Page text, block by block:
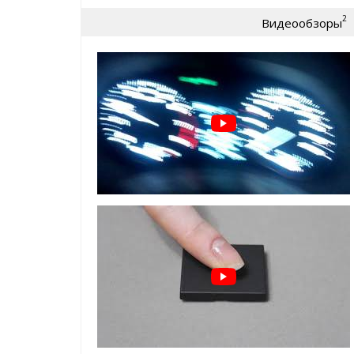
Lifan MURMAN 2016+
Lifan MYWAY 2016+
Lifan SOLANO II 2016+
Lifan X50 2016+
Lifan X60 2016+
Lifan X70 2016+
Если не нашли свой авто в списке -
Результат от установки
Педальбустер :
Улучшение динамики разгона автомобиля
Улучшение эластичности
Четкий отклик на педаль газа
Улучшение процесса трогания автомобиля с
Видеообзоры2